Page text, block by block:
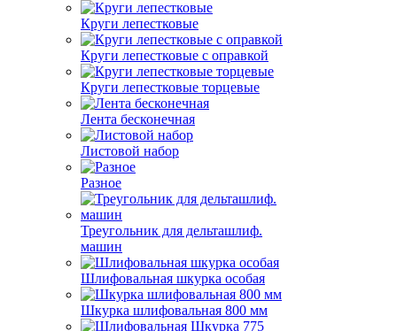
Круги лепестковые
Круги лепестковые с оправкой
Круги лепестковые торцевые
Лента бесконечная
Листовой набор
Разное
Треугольник для дельташлиф.
машин
Шлифовальная шкурка особая
Шкурка шлифовальная 800 мм